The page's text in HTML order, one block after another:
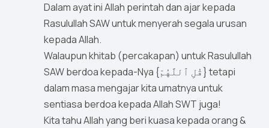
Dalam ayat ini Allah perintah dan ajar kepada
Rasulullah SAW untuk menyerah segala urusan
kepada Allah.
Walaupun khitab (percakapan) untuk Rasulullah
SAW berdoa kepada-Nya {قُلِ ٱللَّهُمّ} tetapi
dalam masa mengajar kita umatnya untuk
sentiasa berdoa kepada Allah SWT juga!
Kita tahu Allah yang beri kuasa kepada orang &